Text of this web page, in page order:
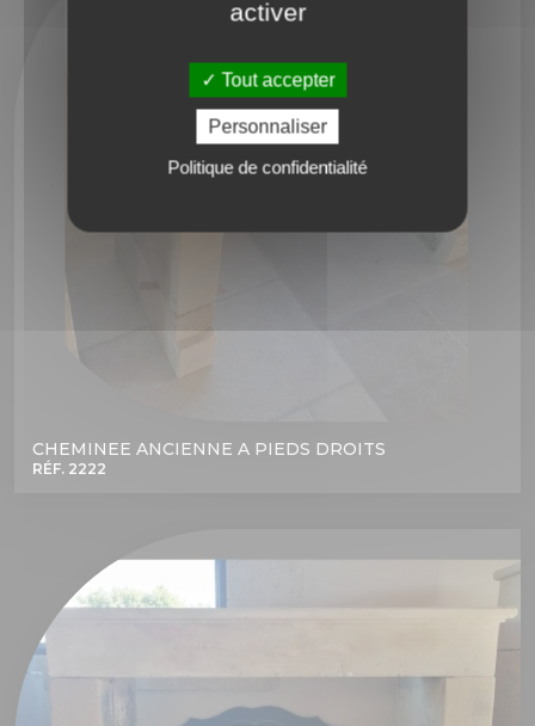
CHEMINEE ANCIENNE A PIEDS DROITS
RÉF. 2222
activer
Tout accepter
Personnaliser
Politique de confidentialité